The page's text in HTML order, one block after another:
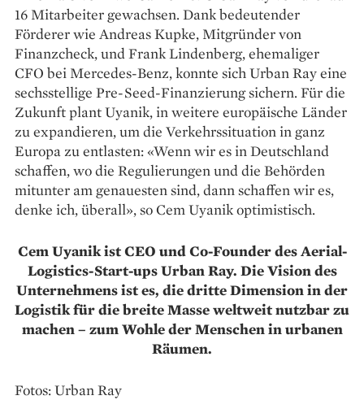
16 Mit­arbeiter gewachsen. Dank bedeutender
Förderer wie Andreas Kupke, Mitgründer von
Finanzcheck, und Frank Lindenberg, ehemaliger
CFO bei Mercedes-Benz, konnte sich Urban Ray eine
sechsstellige Pre-Seed-Finanzierung sichern. Für die
Zukunft plant Uyanik, in weitere europäische Länder
zu expandieren, um die Verkehrssituation in ganz
Europa zu entlasten: «Wenn wir es in Deutschland
schaffen, wo die Regulierungen und die Behörden
mitunter am genauesten sind, dann schaffen wir es,
denke ich, überall», so Cem Uyanik optimistisch.
Cem Uyanik ist CEO und Co-Founder des Aerial-
Logistics-Start-ups Urban Ray. Die Vision des
Unternehmens ist es, die dritte Dimension in der
Logistik für die breite Masse weltweit nutzbar zu
machen – zum Wohle der Menschen in urbanen
Räumen.
Fotos: Urban Ray